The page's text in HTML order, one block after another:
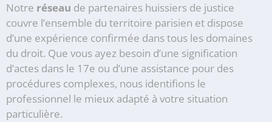
Notre réseau de partenaires huissiers de justice
couvre l’ensemble du territoire parisien et dispose
d’une expérience confirmée dans tous les domaines
du droit. Que vous ayez besoin d’une signification
d’actes dans le 17e ou d’une assistance pour des
procédures complexes, nous identifions le
professionnel le mieux adapté à votre situation
particulière.